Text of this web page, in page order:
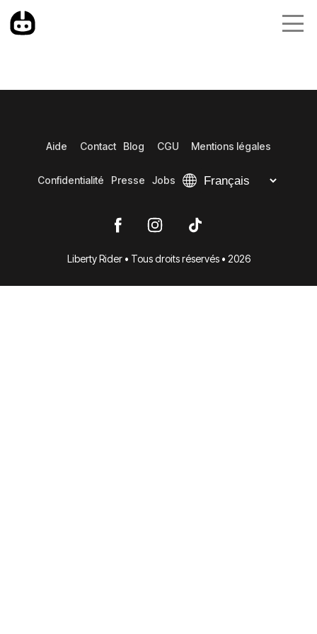
Aide Contact Blog CGU Mentions légales
Confidentialité Presse Jobs
Liberty Rider • Tous droits réservés • 2026